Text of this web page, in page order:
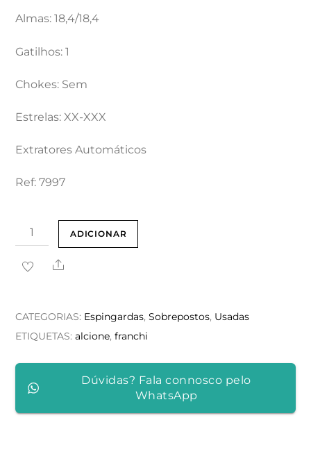
Almas: 18,4/18,4
Gatilhos: 1
Chokes: Sem
Estrelas: XX-XXX
Extratores Automáticos
Ref: 7997
Quantidade
de
Luigi
Duas
Coronhas
ADICIONAR
Share
CATEGORIAS: Espingardas,Sobrepostos, Usadas
ETIQUETAS:alcione,franchi
Dúvidas? Fala connosco pelo
WhatsApp